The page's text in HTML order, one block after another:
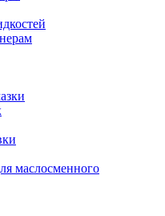
маслосменного